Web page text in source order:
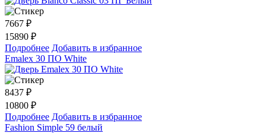
7667 ₽
15890 ₽
Подробнее Добавить в избранное
Emalex 30 ПО White
8437 ₽
10800 ₽
Подробнее Добавить в избранное
Fashion Simple 59 белый